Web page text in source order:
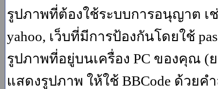
รูปภาพที่ต้องใช้ระบบการอนุญาต เ
yahoo, เว็บที่มีการป้องกันโดยใช้
รูปภาพที่อยู่บนเครื่อง PC ของคุณ (
แสดงรูปภาพ ให้ใช้ BBCode ด้วย